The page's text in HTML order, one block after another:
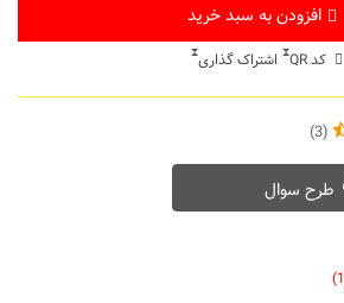
افزودن به سبد خرید
کد QR اشتراک گذاری
(3)
طرح سوال
1
)